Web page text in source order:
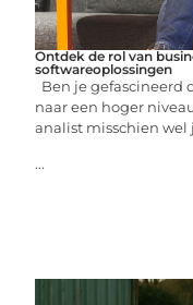
Ontdek de rol van
softwareoplossingen
Ben je gefascineerd
naar een hoger
analist misschien wel
...